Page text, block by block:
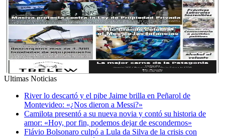
Ultimas Noticias
River lo descartó y el pibe Jaime brilla en Peñarol de
Montevideo: «¿Nos dieron a Messi?»
Camilota presentó a su nueva novia y contó su historia de
amor: «Hoy, por fin, podemos dejar de escondernos»
Flávio Bolsonaro culpó a Lula da Silva de la crisis con